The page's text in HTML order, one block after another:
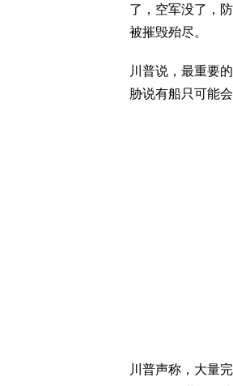
了，空军没了，
被摧毁殆尽。
川普说，最重要
胁说有船只可能
川普声称，大量